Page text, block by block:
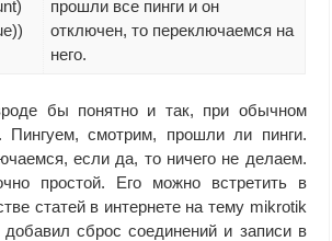
прошли все пинги и он
отключен, то переключаемся на
него.
бы понятно и так, при обычном
Пингуем, смотрим, прошли ли пинги.
если да, то ничего не делаем.
простой. Его можно встретить в
статей в интернете на тему mikrotik
сброс соединений и записи в